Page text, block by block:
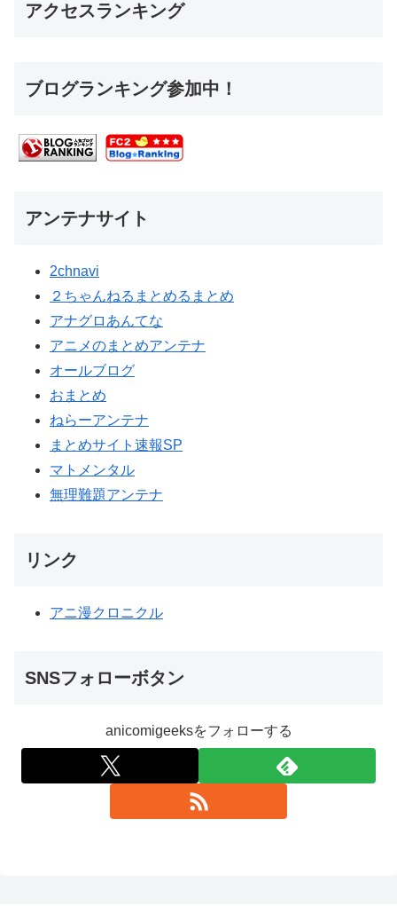
アクセスランキング
ブログランキング参加中！
アンテナサイト
2chnavi
２ちゃんねるまとめるまとめ
アナグロあんてな
アニメのまとめアンテナ
オールブログ
おまとめ
ねらーアンテナ
まとめサイト速報SP
マトメンタル
無理難題アンテナ
リンク
アニ漫クロニクル
SNSフォローボタン
anicomigeeksをフォローする